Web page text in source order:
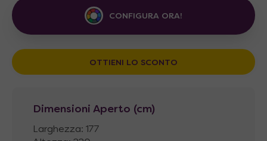
CONFIGURA ORA!
OTTIENI LO SCONTO
Dimensioni Aperto (cm)
Larghezza: 177